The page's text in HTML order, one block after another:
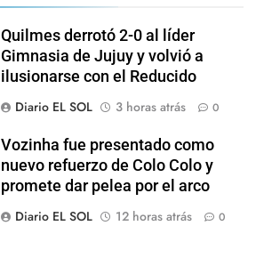
Quilmes derrotó 2-0 al líder
Gimnasia de Jujuy y volvió a
ilusionarse con el Reducido
Diario EL SOL
3 horas atrás 0
Vozinha fue presentado como
nuevo refuerzo de Colo Colo y
promete dar pelea por el arco
Diario EL SOL
12 horas atrás 0